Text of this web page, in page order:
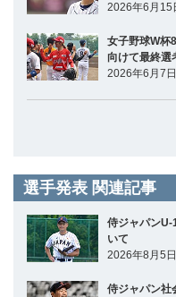
2026年6月15
女子野球W杯
向けて最終選
2026年6月7日
選手発表 関連記事
侍ジャパンU-
いて
2026年8月5日
侍ジャパン社